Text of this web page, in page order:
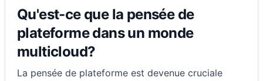
Qu'est-ce que la pensée de
plateforme dans un monde
multicloud?
La pensée de plateforme est devenue cruciale